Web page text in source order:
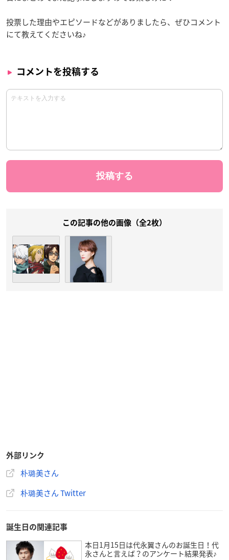
投票した理由やエピソードなどがありましたら、ぜひコメント
にて教えてくださいね♪
コメントを投稿する
この記事の他の画像（全2枚）
外部リンク
朴璐美さん
朴璐美さん Twitter
誕生日の関連記事
本日1月15日は代永翼さんのお誕生日！代
永さんと言えば？のアンケート結果発表♪